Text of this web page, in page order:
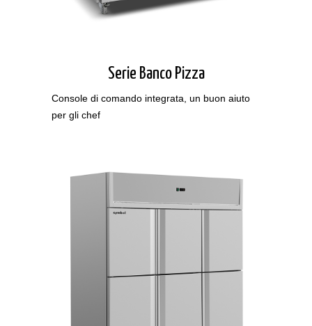
Serie Banco Pizza
Console di comando integrata, un buon aiuto
per gli chef